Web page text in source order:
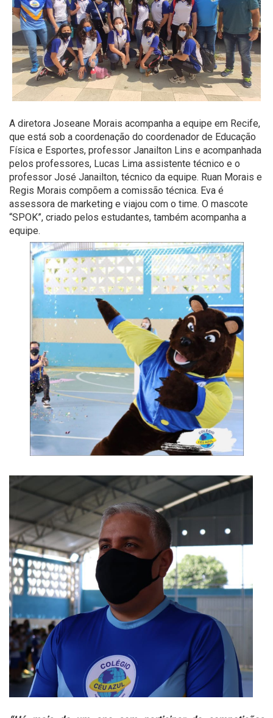
A diretora Joseane Morais acompanha a equipe em Recife,
que está sob a coordenação do coordenador de Educação
Física e Esportes, professor Janailton Lins e acompanhada
pelos professores, Lucas Lima assistente técnico e o
professor José Janailton, técnico da equipe. Ruan Morais e
Regis Morais compõem a comissão técnica. Eva é
assessora de marketing e viajou com o time. O mascote
“SPOK”, criado pelos estudantes, também acompanha a
equipe.